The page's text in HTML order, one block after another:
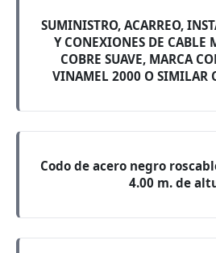
SUMINISTRO, ACARREO,
Y CONEXIONES DE CABLE
COBRE SUAVE, MARCA
VINAMEL 2000 O SIMILAR
Codo de acero negro
4.00 m. de